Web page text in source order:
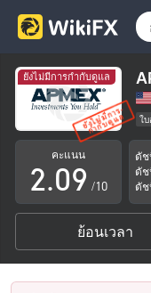
ยังไม่มีการกำกับดูแล
ใ
ธุ
คะแนน
0
1
2
3
4
.0
1
2
5
6
7
8
9 /10
ดัช
ดัช
ย้อนเวลา